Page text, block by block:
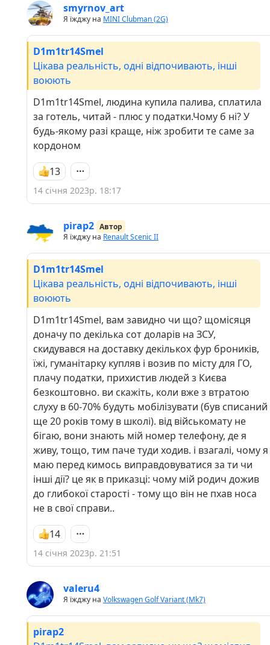
smyrnov_art
Я їжджу на MINI Clubman (2G)
D1m1tr14Smel
Цікава реальність, одні відпочивають, інші
воюють
D1m1tr14Smel, людина купила палива, сплатила
за готель, читай - плюс у податки.Чому б ні? У
будь-якому разі краще, ніж зробити те саме за
кордоном
13
14 січня 2023р. 18:17
pirap2 Автор
Я їжджу на Renault Scenic II
D1m1tr14Smel
Цікава реальність, одні відпочивають, інші
воюють
D1m1tr14Smel, вам завидно чи що? щомісяця
доначу по декілька сот доларів на ЗСУ,
скидувався на доставку декількох фур броників,
їжі, гуманітарку купляв і возив по місту для ГО,
плачу податки, прихистив людей з Києва
безкоштовно. ви скажіть, коли вже з втратою
слуху в 60-70% будуть мобілізувати (був списаний
ще 20 років тому в школі). від військомату не
бігаю, вони знають мій номер телефону, де я
живу, тощо, тим паче туди ходив. і взагалі, чому я
маю перед кимось виправдовуватися за ти чи
інші дії? це як в приказці: чому мій родич дожив
до глибокої старості - тому що він не пхав носа
не в свої справи..
14
14 січня 2023р. 21:51
valeru4
Я їжджу на Volkswagen Golf Variant (Mk7)
pirap2